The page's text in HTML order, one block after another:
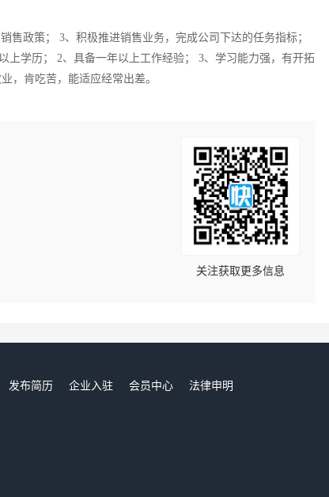
售政策； 3、积极推进销售业务，完成公司下达的任务指标；
上学历； 2、具备一年以上工作经验； 3、学习能力强，有开拓
，肯吃苦，能适应经常出差。
关注获取更多信息
发布简历 企业入驻 会员中心
法律申明